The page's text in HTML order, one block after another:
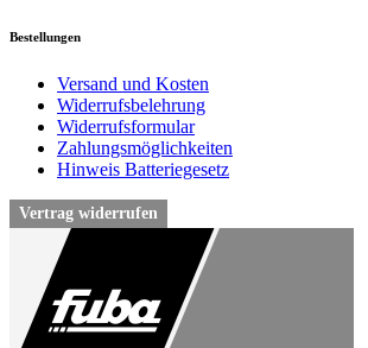
Bestellungen
Versand und Kosten
Widerrufsbelehrung
Widerrufsformular
Zahlungsmöglichkeiten
Hinweis Batteriegesetz
Vertrag widerrufen